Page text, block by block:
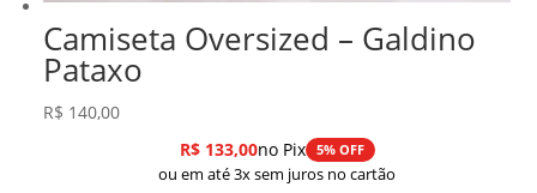
Camiseta Oversized – Galdino
Pataxo
R$ 140,00
R$133,00no Pix 5% OFF
ou em até 3x sem juros no cartão